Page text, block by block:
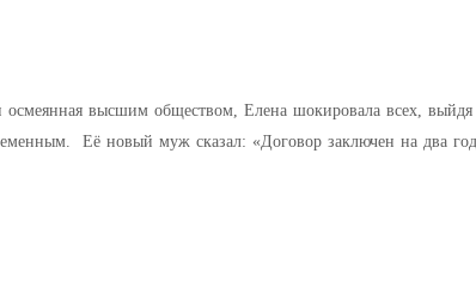
осмеянная высшим обществом, Елена шокировала всех, выйдя
Её новый муж сказал: «Договор заключен на два
империи роскоши объявили о поиске своей